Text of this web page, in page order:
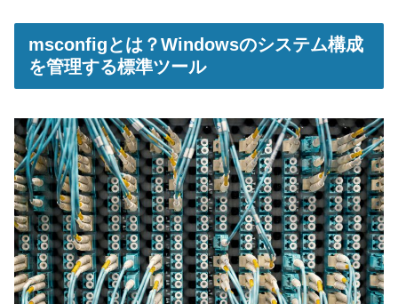
msconfigとは？Windowsのシステム構成
を管理する標準ツール